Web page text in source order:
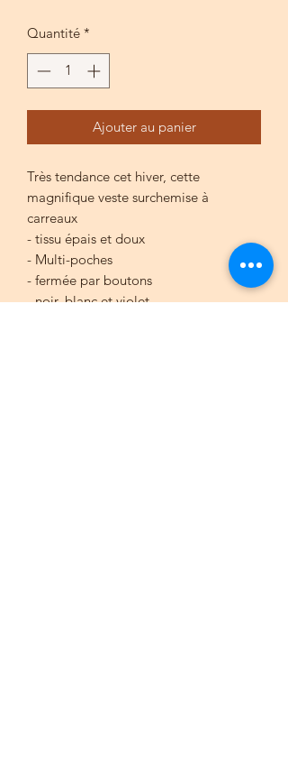
Quantité *
Ajouter au panier
Très tendance cet hiver, cette
magnifique veste surchemise à
carreaux
- tissu épais et doux
- Multi-poches
- fermée par boutons
- noir, blanc et violet